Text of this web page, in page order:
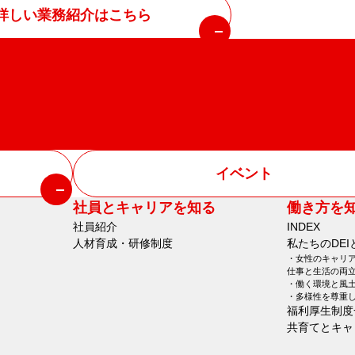
しい業務紹介はこちら
イベント
社員とキャリアを知る
社員紹介
人材育成・研修制度
働き方を
INDEX
私たちのDEI
女性のキャリ
仕事と生活の両
働く環境と風
多様性を尊重
福利厚生制
共育てとキ